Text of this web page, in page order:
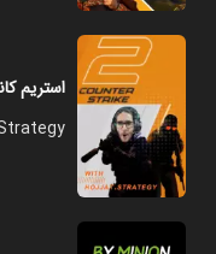
استریم کانتر